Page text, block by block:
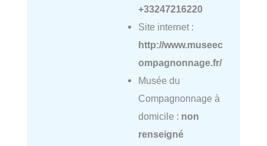
+33247216220
Site internet :
http://www.museec
ompagnonnage.fr/
Musée du
Compagnonnage à
domicile : non
renseigné